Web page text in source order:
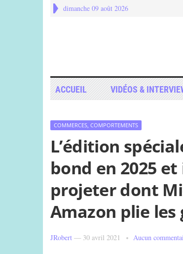
dimanche 09 août 2026
ACCUEIL VIDÉOS &
COMMERCES, COMPORTEMENTS
L’édition
bond en 2025
projeter dont
Amazon plie les
JRobert — 30 avril 2021 Aucun